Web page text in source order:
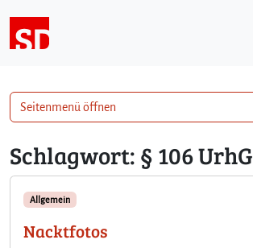
Schlagwort: § 106 UrhG
Allgemein
Nacktfotos
Seitenmenü öffnen